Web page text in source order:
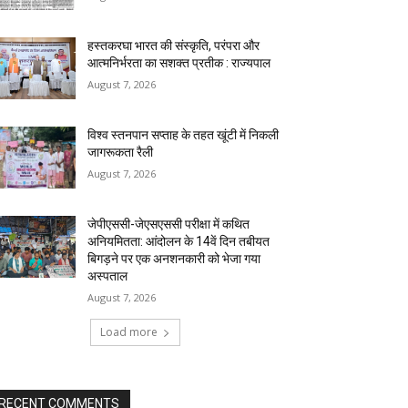
हस्तकरघा भारत की संस्कृति, परंपरा और
आत्मनिर्भरता का सशक्त प्रतीक : राज्यपाल
August 7, 2026
विश्व स्तनपान सप्ताह के तहत खूंटी में निकली
जागरूकता रैली
August 7, 2026
जेपीएससी-जेएसएससी परीक्षा में कथित
अनियमितता: आंदोलन के 14वें दिन तबीयत
बिगड़ने पर एक अनशनकारी को भेजा गया
अस्पताल
August 7, 2026
Load more
COMMENTS